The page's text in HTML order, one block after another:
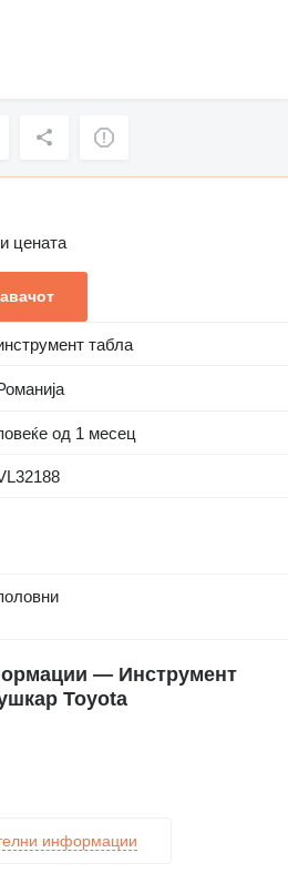
цената
табла
од 1 месец
— Инструмент
Toyota
информации